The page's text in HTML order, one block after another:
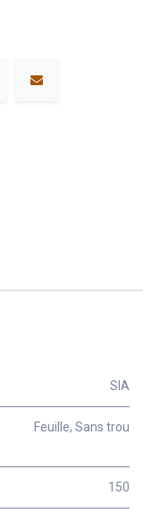
SIA
Feuille, Sans trou
150